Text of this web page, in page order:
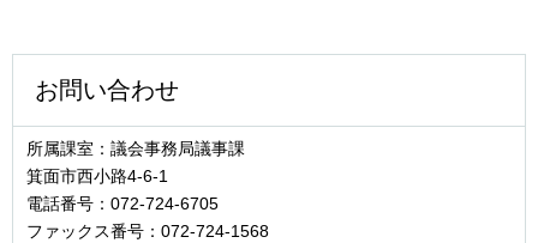
お問い合わせ
所属課室：議会事務局議事課
箕面市西小路4‐6‐1
電話番号：072-724-6705
ファックス番号：072-724-1568